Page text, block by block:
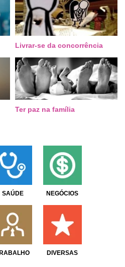
Livrar-se da concorrência
Ter paz na família
SAÚDE NEGÓCIOS
DIVERSAS